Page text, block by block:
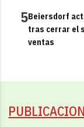
5Beiersdorf
tras cerrar el
ventas